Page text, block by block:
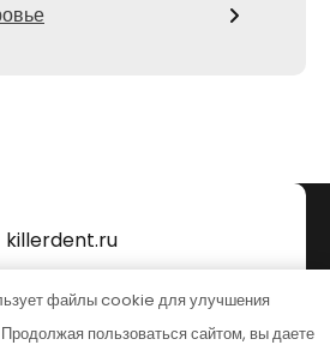
killerdent.ru
Grace Themes
файлы cookie для улучшения
пользоваться сайтом, вы даете